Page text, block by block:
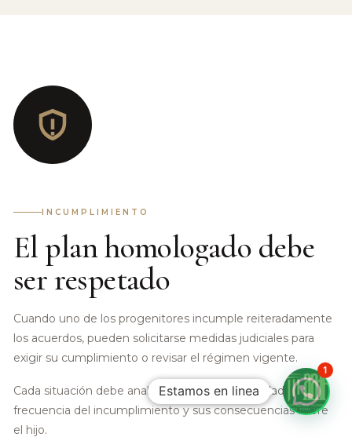
INCUMPLIMIENTO
El plan homologado debe
ser respetado
Cuando uno de los progenitores incumple reiteradamente
los acuerdos, pueden solicitarse medidas judiciales para
exigir su cumplimiento o revisar el régimen vigente.
Cada situación debe analizarse según la gravedad, la
frecuencia del incumplimiento y sus consecuencias sobre
el hijo.
Estamos en linea
1